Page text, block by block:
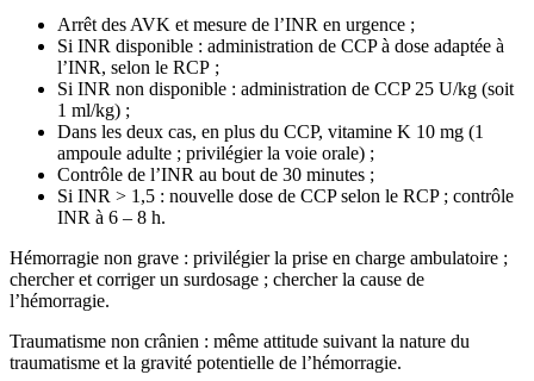
Arrêt des AVK et mesure de l’INR en urgence ;
Si INR disponible : administration de CCP à dose adaptée à
l’INR, selon le RCP ;
Si INR non disponible : administration de CCP 25 U/kg (soit
1 ml/kg) ;
Dans les deux cas, en plus du CCP, vitamine K 10 mg (1
ampoule adulte ; privilégier la voie orale) ;
Contrôle de l’INR au bout de 30 minutes ;
Si INR > 1,5 : nouvelle dose de CCP selon le RCP ; contrôle
INR à 6 – 8 h.
Hémorragie non grave : privilégier la prise en charge ambulatoire ;
chercher et corriger un surdosage ; chercher la cause de
l’hémorragie.
Traumatisme non crânien : même attitude suivant la nature du
traumatisme et la gravité potentielle de l’hémorragie.